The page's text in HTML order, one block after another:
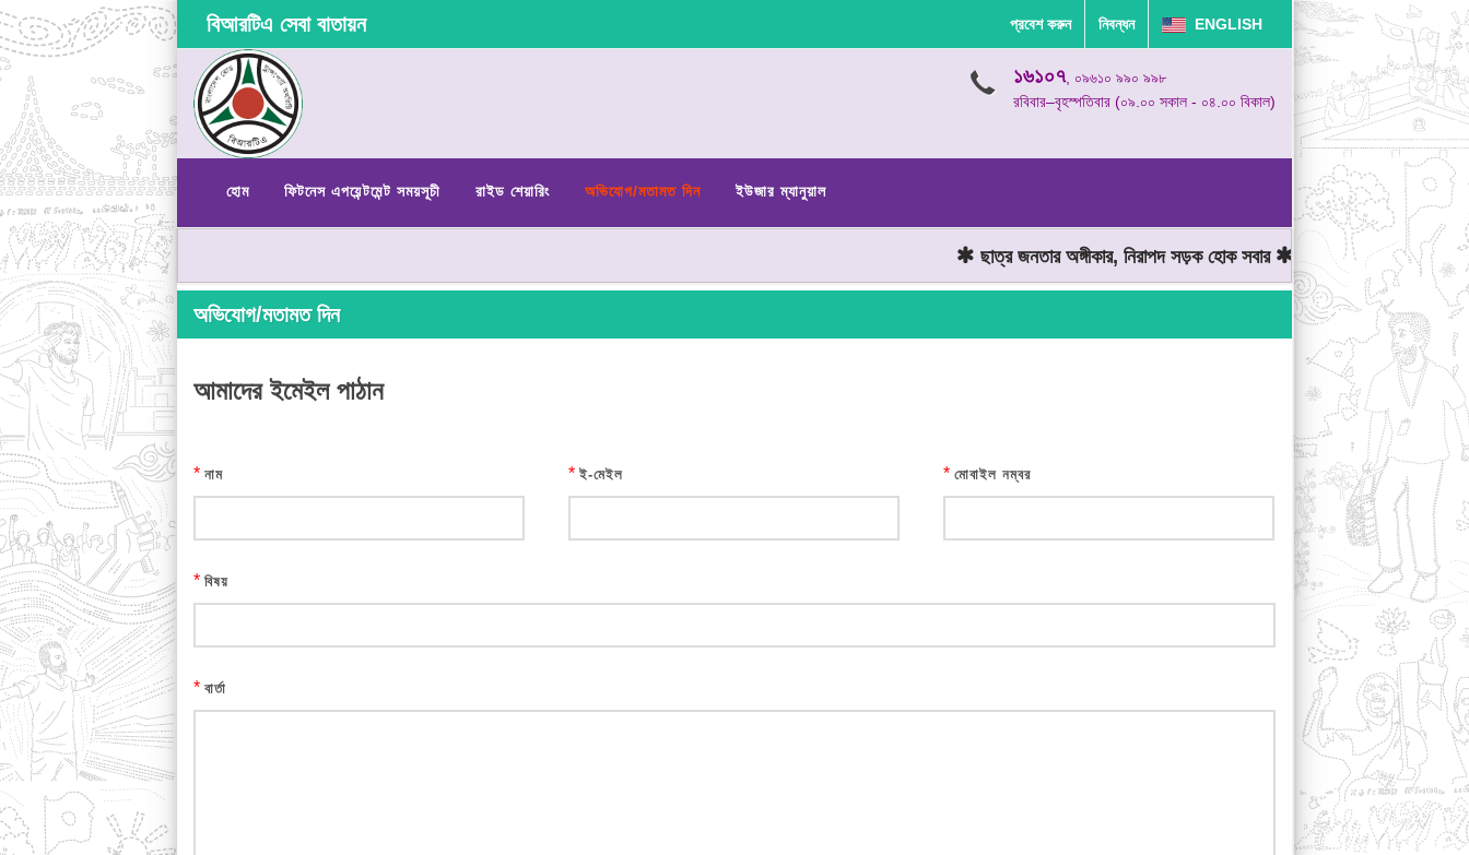
বিআরটিএ সেবা বাতায়ন প্রবেশ করুন নিবন্ধন ENGLISH
১৬১০৭, ০৯৬১০ ৯৯০ ৯৯৮
রবিবার–বৃহস্পতিবার (০৯.০০ সকাল - ০৪.০০ বিকাল)
হোম ফিটনেস এপয়েন্টমেন্ট সময়সূচী রাইড শেয়ারিং অভিযোগ/মতামত দিন ইউজার ম্যানুয়াল
ছাত্র জনতার অঙ্গীকার, নিরাপদ সড়ক হোক সবার মোটরযান চালানোর সময়
অভিযোগ/মতামত দিন
আমাদের ইমেইল পাঠান
* নাম * ই-মেইল * মোবাইল নম্বর
* বিষয়
* বার্তা